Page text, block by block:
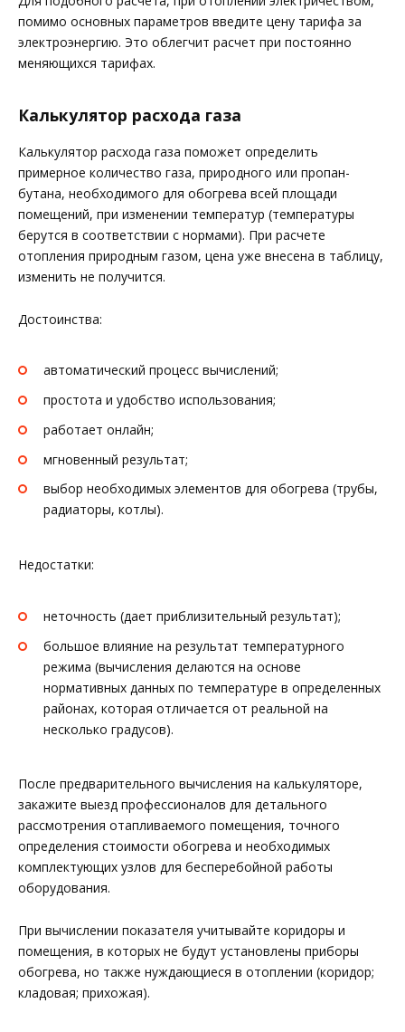
помимо основных параметров введите цену тарифа за
электроэнергию. Это облегчит расчет при постоянно
меняющихся тарифах.
Калькулятор расхода газа
Калькулятор расхода газа поможет определить
примерное количество газа, природного или пропан-
бутана, необходимого для обогрева всей площади
помещений, при изменении температур (температуры
берутся в соответствии с нормами). При расчете
отопления природным газом, цена уже внесена в таблицу,
изменить не получится.
Достоинства:
автоматический процесс вычислений;
простота и удобство использования;
работает онлайн;
мгновенный результат;
выбор необходимых элементов для обогрева (трубы,
радиаторы, котлы).
Недостатки:
неточность (дает приблизительный результат);
большое влияние на результат температурного
режима (вычисления делаются на основе
нормативных данных по температуре в определенных
районах, которая отличается от реальной на
несколько градусов).
После предварительного вычисления на калькуляторе,
закажите выезд профессионалов для детального
рассмотрения отапливаемого помещения, точного
определения стоимости обогрева и необходимых
комплектующих узлов для бесперебойной работы
оборудования.
При вычислении показателя учитывайте коридоры и
помещения, в которых не будут установлены приборы
обогрева, но также нуждающиеся в отоплении (коридор;
кладовая; прихожая).